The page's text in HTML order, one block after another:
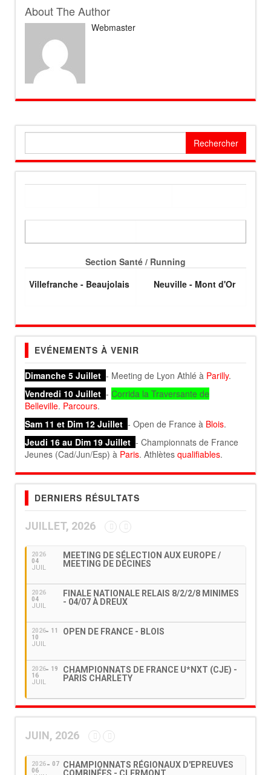
About The Author
Webmaster
Section Santé / Running
Villefranche - Beaujolais
Neuville - Mont d'Or
EVÉNEMENTS À VENIR
Dimanche 5 Juillet - Meeting de Lyon Athlé à Parilly.
Vendredi 10 Juillet - Corrida la Traversante de
Belleville. Parcours.
Sam 11 et Dim 12 Juillet - Open de France à Blois.
Jeudi 16 au Dim 19 Juillet - Championnats de France
Jeunes (Cad/Jun/Esp) à Paris. Athlètes qualifiables.
DERNIERS RÉSULTATS
JUILLET, 2026
2026
04
JUIL
MEETING DE SÉLECTION AUX EUROPE /
MEETING DE DÉCINES
2026
04
JUIL
FINALE NATIONALE RELAIS 8/2/2/8 MINIMES
- 04/07 À DREUX
2026
10
JUIL
11 OPEN DE FRANCE - BLOIS
2026
16
JUIL
19
CHAMPIONNATS DE FRANCE U*NXT (CJE) -
PARIS CHARLETY
JUIN, 2026
2026
06
07
CHAMPIONNATS RÉGIONAUX D'EPREUVES